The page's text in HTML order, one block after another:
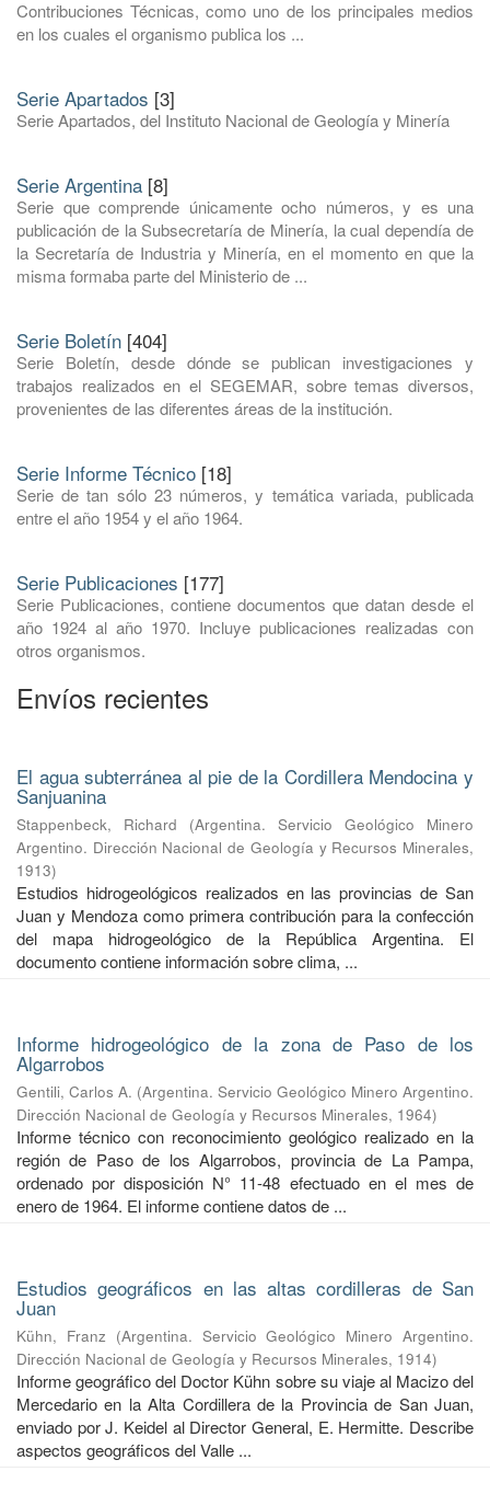
Contribuciones Técnicas, como uno de los principales medios
en los cuales el organismo publica los ...
Serie Apartados [3]
Serie Apartados, del Instituto Nacional de Geología y Minería
Serie Argentina [8]
Serie que comprende únicamente ocho números, y es una
publicación de la Subsecretaría de Minería, la cual dependía de
la Secretaría de Industria y Minería, en el momento en que la
misma formaba parte del Ministerio de ...
Serie Boletín [404]
Serie Boletín, desde dónde se publican investigaciones y
trabajos realizados en el SEGEMAR, sobre temas diversos,
provenientes de las diferentes áreas de la institución.
Serie Informe Técnico [18]
Serie de tan sólo 23 números, y temática variada, publicada
entre el año 1954 y el año 1964.
Serie Publicaciones [177]
Serie Publicaciones, contiene documentos que datan desde el
año 1924 al año 1970. Incluye publicaciones realizadas con
otros organismos.
Envíos recientes
El agua subterránea al pie de la Cordillera Mendocina y
Sanjuanina
Stappenbeck, Richard (Argentina. Servicio Geológico Minero
Argentino. Dirección Nacional de Geología y Recursos Minerales,
1913)
Estudios hidrogeológicos realizados en las provincias de San
Juan y Mendoza como primera contribución para la confección
del mapa hidrogeológico de la República Argentina. El
documento contiene información sobre clima, ...
Informe hidrogeológico de la zona de Paso de los
Algarrobos
Gentili, Carlos A. (Argentina. Servicio Geológico Minero Argentino.
Dirección Nacional de Geología y Recursos Minerales, 1964)
Informe técnico con reconocimiento geológico realizado en la
región de Paso de los Algarrobos, provincia de La Pampa,
ordenado por disposición N° 11-48 efectuado en el mes de
enero de 1964. El informe contiene datos de ...
Estudios geográficos en las altas cordilleras de San
Juan
Kühn, Franz (Argentina. Servicio Geológico Minero Argentino.
Dirección Nacional de Geología y Recursos Minerales, 1914)
Informe geográfico del Doctor Kühn sobre su viaje al Macizo del
Mercedario en la Alta Cordillera de la Provincia de San Juan,
enviado por J. Keidel al Director General, E. Hermitte. Describe
aspectos geográficos del Valle ...